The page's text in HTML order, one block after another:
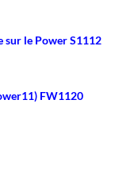
sur le Power S1112
FW1120